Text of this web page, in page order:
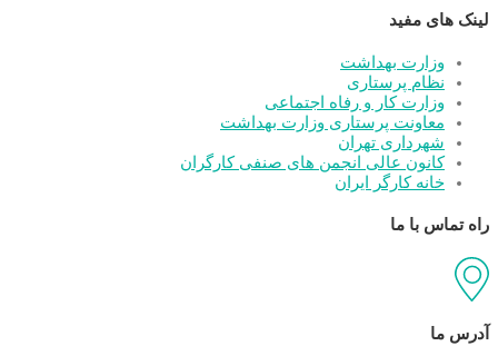
لینک های مفید
وزارت بهداشت
نظام پرستاری
وزارت کار و رفاه اجتماعی
معاونت پرستاری وزارت بهداشت
شهرداری تهران
کانون عالی انجمن های صنفی کارگران
خانه کارگر ایران
راه تماس با ما
آدرس ما